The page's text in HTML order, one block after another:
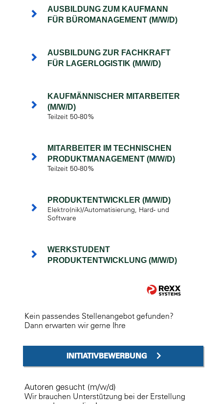
AUSBILDUNG ZUM KAUFMANN
FÜR BÜROMANAGEMENT (M/W/D)
AUSBILDUNG ZUR FACHKRAFT
FÜR LAGERLOGISTIK (M/W/D)
KAUFMÄNNISCHER MITARBEITER
(M/W/D)
Teilzeit 50-80%
MITARBEITER IM TECHNISCHEN
PRODUKTMANAGEMENT (M/W/D)
Teilzeit 50-80%
PRODUKTENTWICKLER (M/W/D)
Elektro(nik)/Automatisierung, Hard- und
Software
WERKSTUDENT
PRODUKTENTWICKLUNG (M/W/D)
Kein passendes Stellenangebot gefunden?
Dann erwarten wir gerne Ihre
INITIATIVBEWERBUNG
Autoren gesucht (m/w/d)
Wir brauchen Unterstützung bei der Erstellung